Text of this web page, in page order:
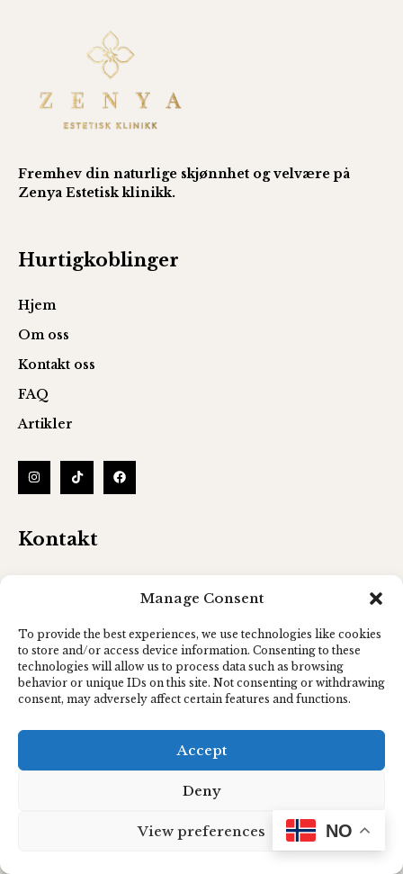
Manage Consent
To provide the best experiences, we use technologies like cookies
to store and/or access device information. Consenting to these
technologies will allow us to process data such as browsing
behavior or unique IDs on this site. Not consenting or withdrawing
consent, may adversely affect certain features and functions.
Accept
Deny
View preferences
Fremhev din naturlige skjønnhet og velvære på
Zenya Estetisk klinikk.
Hurtigkoblinger
Hjem
Om oss
Kontakt oss
FAQ
Artikler
Kontakt
Telefonnummer
Epost
info@zenyaklinikk.no
Håkonsgaten 33 5015 Bergen
Copyright © 2024 Zenya Medisinsk Klinikk Alle
Rettigheter Forbeholdt.
NO